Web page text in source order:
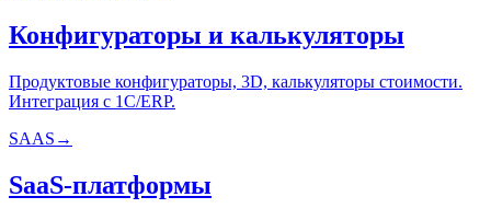
Конфигураторы и калькуляторы
Продуктовые конфигураторы, 3D, калькуляторы стоимости.
Интеграция с 1С/ERP.
SAAS →
SaaS-платформы